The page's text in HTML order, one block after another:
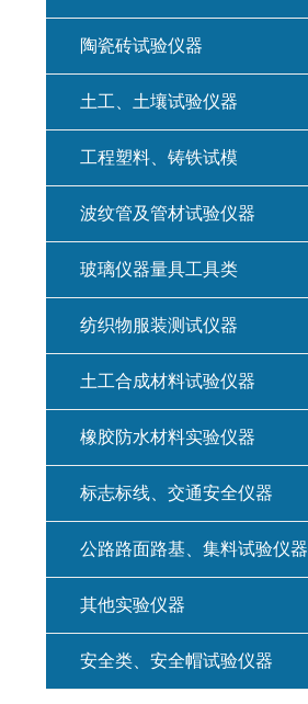
陶瓷砖试验仪器
土工、土壤试验仪器
工程塑料、铸铁试模
波纹管及管材试验仪器
玻璃仪器量具工具类
纺织物服装测试仪器
土工合成材料试验仪器
橡胶防水材料实验仪器
标志标线、交通安全仪器
公路路面路基、集料试验仪器
其他实验仪器
安全类、安全帽试验仪器